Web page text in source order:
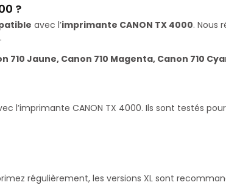
?
avec l’imprimante CANON TX 4000. Nous
710 Jaune, Canon 710 Magenta, Canon 710
l’imprimante CANON TX 4000. Ils sont testés
régulièrement, les versions XL sont